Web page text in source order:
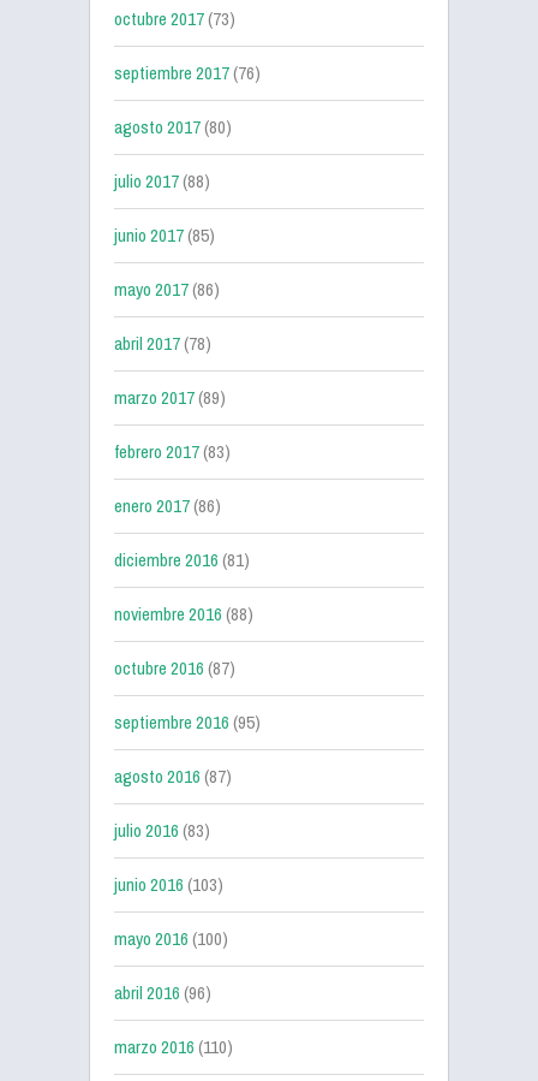
octubre 2017(73)
septiembre 2017(76)
agosto 2017(80)
julio 2017(88)
junio 2017(85)
mayo 2017(86)
abril 2017(78)
marzo 2017(89)
febrero 2017(83)
enero 2017(86)
diciembre 2016(81)
noviembre 2016(88)
octubre 2016(87)
septiembre 2016(95)
agosto 2016(87)
julio 2016(83)
junio 2016(103)
mayo 2016(100)
abril 2016(96)
marzo 2016(110)